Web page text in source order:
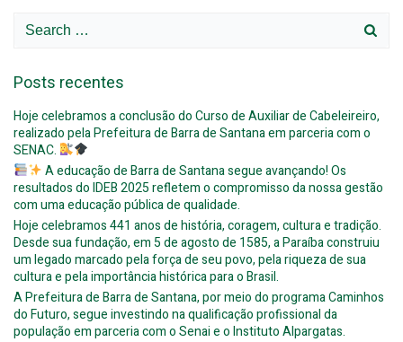
Search
Posts recentes
Hoje celebramos a conclusão do Curso de Auxiliar de Cabeleireiro,
realizado pela Prefeitura de Barra de Santana em parceria com o
SENAC.
A educação de Barra de Santana segue avançando! Os
resultados do IDEB 2025 refletem o compromisso da nossa gestão
com uma educação pública de qualidade.
Hoje celebramos 441 anos de história, coragem, cultura e tradição.
Desde sua fundação, em 5 de agosto de 1585, a Paraíba construiu
um legado marcado pela força de seu povo, pela riqueza de sua
cultura e pela importância histórica para o Brasil.
A Prefeitura de Barra de Santana, por meio do programa Caminhos
do Futuro, segue investindo na qualificação profissional da
população em parceria com o Senai e o Instituto Alpargatas.